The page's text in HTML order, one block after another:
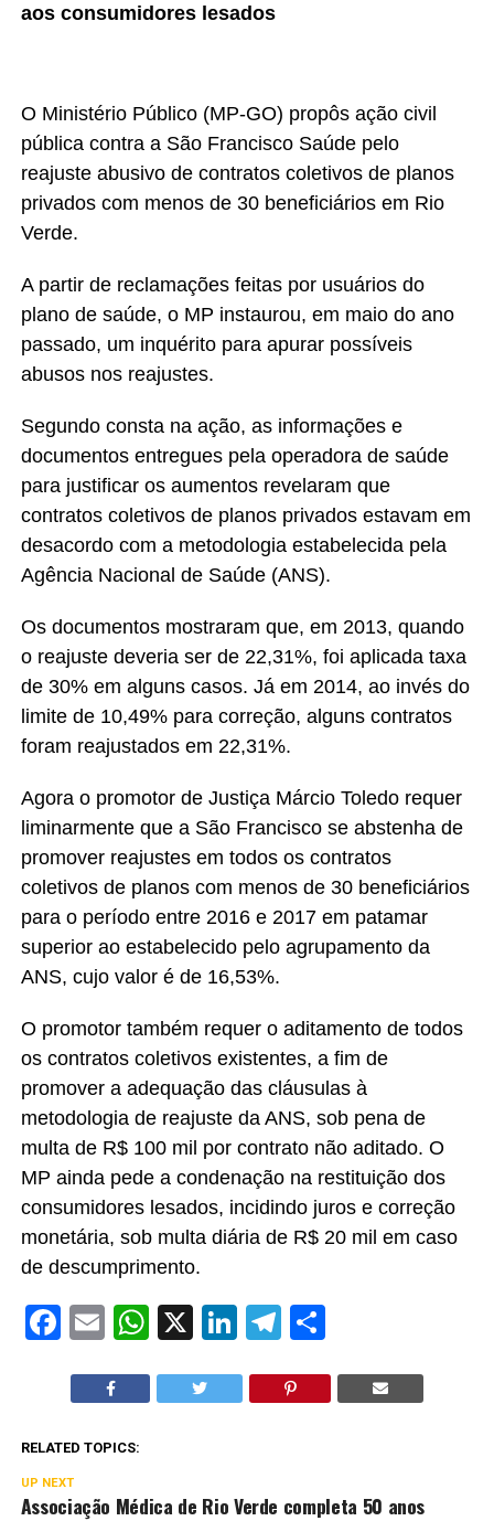
aos consumidores lesados
O Ministério Público (MP-GO) propôs ação civil
pública contra a São Francisco Saúde pelo
reajuste abusivo de contratos coletivos de planos
privados com menos de 30 beneficiários em Rio
Verde.
A partir de reclamações feitas por usuários do
plano de saúde, o MP instaurou, em maio do ano
passado, um inquérito para apurar possíveis
abusos nos reajustes.
Segundo consta na ação, as informações e
documentos entregues pela operadora de saúde
para justificar os aumentos revelaram que
contratos coletivos de planos privados estavam em
desacordo com a metodologia estabelecida pela
Agência Nacional de Saúde (ANS).
Os documentos mostraram que, em 2013, quando
o reajuste deveria ser de 22,31%, foi aplicada taxa
de 30% em alguns casos. Já em 2014, ao invés do
limite de 10,49% para correção, alguns contratos
foram reajustados em 22,31%.
Agora o promotor de Justiça Márcio Toledo requer
liminarmente que a São Francisco se abstenha de
promover reajustes em todos os contratos
coletivos de planos com menos de 30 beneficiários
para o período entre 2016 e 2017 em patamar
superior ao estabelecido pelo agrupamento da
ANS, cujo valor é de 16,53%.
O promotor também requer o aditamento de todos
os contratos coletivos existentes, a fim de
promover a adequação das cláusulas à
metodologia de reajuste da ANS, sob pena de
multa de R$ 100 mil por contrato não aditado. O
MP ainda pede a condenação na restituição dos
consumidores lesados, incidindo juros e correção
monetária, sob multa diária de R$ 20 mil em caso
de descumprimento.
Facebook
EmailWhatsApp
X LinkedIn
Telegram
Share
RELATED TOPICS:
UP NEXT
Associação Médica de Rio Verde completa 50 anos